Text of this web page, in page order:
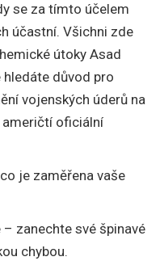
se za tímto účelem
účastní. Všichni zde
útoky Asad
důvod pro
vojenských úderů na
američtí oficiální
je zaměřena vaše
zanechte své špinavé
chybou.